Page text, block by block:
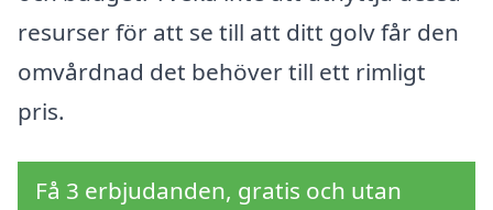
resurser för att se till att ditt golv får den
omvårdnad det behöver till ett rimligt
pris.
Få 3 erbjudanden, gratis och utan